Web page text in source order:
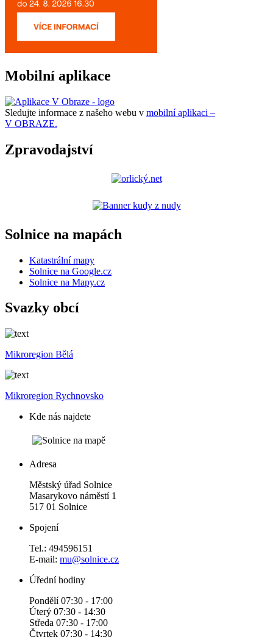
Mobilní aplikace
Sledujte informace z našeho webu v mobilní aplikaci –
V OBRAZE.
Zpravodajství
Solnice na mapách
Katastrální mapy
Solnice na Google.cz
Solnice na Mapy.cz
Svazky obcí
Mikroregion Bělá
Mikroregion Rychnovsko
Kde nás najdete
Adresa
Městský úřad Solnice
Masarykovo náměstí 1
517 01 Solnice
Spojení
Tel.: 494596151
E-mail: mu@solnice.cz
Úřední hodiny
Pondělí 07:30 - 17:00
Úterý 07:30 - 14:30
Středa 07:30 - 17:00
Čtvrtek 07:30 - 14:30